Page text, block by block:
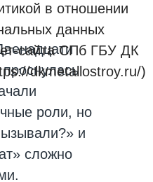
роли, но
и
сложно
в отношении
данных
сайта СПб ГБУ ДК
dkmetallostroy.ru/)